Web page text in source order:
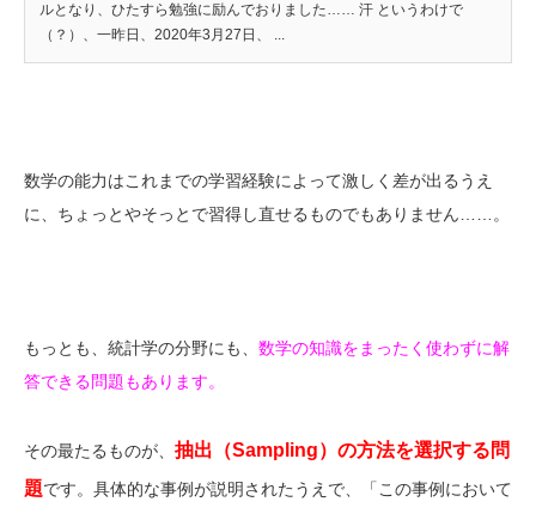
ルとなり、ひたすら勉強に励んでおりました…… 汗 というわけで
（？）、一昨日、2020年3月27日、 ...
数学の能力はこれまでの学習経験によって激しく差が出るうえ
に、ちょっとやそっとで習得し直せるものでもありません……。
もっとも、統計学の分野にも、 数学の知識をまったく使わずに解
答できる問題もあります。
その最たるものが、 抽出（Sampling）の方法を選択する問
題です。具体的な事例が説明されたうえで、「この事例において